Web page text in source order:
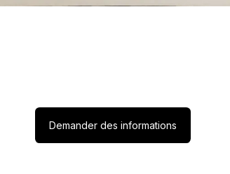
Demander des informations